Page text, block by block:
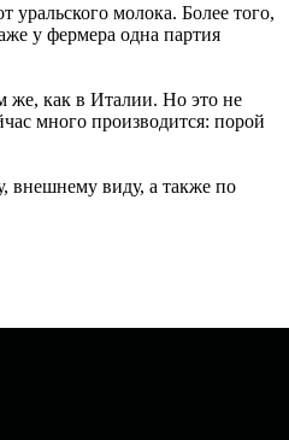
молока. Более того,
у фермера одна партия
же, как в Италии. Но это не
много производится: порой
внешнему виду, а также по